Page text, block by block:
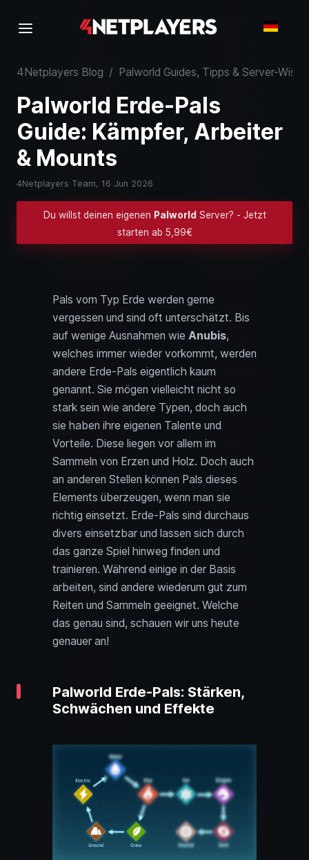
4Netplayers Blog / Palworld Guides, Tipps & Server-
Palworld Erde-Pals
Guide: Kämpfer, Arbeiter
& Mounts
4Netplayers Team, 16 Jun 2026
Du willst deinen eigenen Palworld Server? - Jetzt
starten ab 5,99€
Pals vom Typ Erde werden gerne
vergessen und sind oft unterschätzt. Bis
auf wenige Ausnahmen wie Anubis,
welches immer wieder vorkommt, werden
andere Erde-Pals eigentlich kaum
genannt. Sie mögen vielleicht nicht so
stark sein wie andere Typen, doch auch
sie haben ihre eigenen Talente und
Vorteile. Diese liegen vor allem im
Sammeln von Erzen und Holz. Doch auch
an anderen Stellen können Pals dieses
Elements überzeugen, wenn man sie
richtig einsetzt. Erde-Pals sind durchaus
divers einsetzbar und lassen sich durch
das ganze Spiel hinweg finden und
trainieren. Während einige in der Basis
arbeiten, sind andere wiederum gut zum
Reiten und Sammeln geeignet. Welche
das genau sind, schauen wir uns heute
genauer an!
Palworld Erde-Pals: Stärken,
Schwächen und Effekte